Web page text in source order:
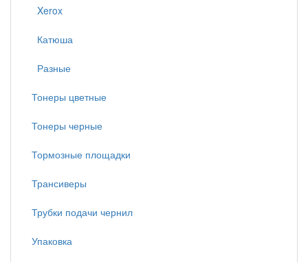
Xerox
Катюша
Разные
Тонеры цветные
Тонеры черные
Тормозные площадки
Трансиверы
Трубки подачи чернил
Упаковка